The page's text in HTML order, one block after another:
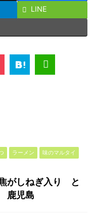
LINE
ラーメン
味のマルタイ
がしねぎ入り と
鹿児島